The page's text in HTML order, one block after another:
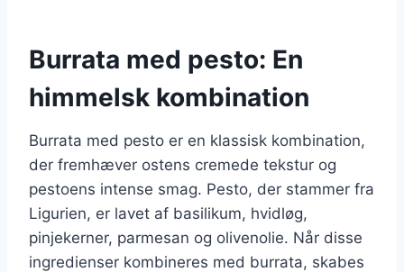
Burrata med pesto: En
himmelsk kombination
Burrata med pesto er en klassisk kombination,
der fremhæver ostens cremede tekstur og
pestoens intense smag. Pesto, der stammer fra
Ligurien, er lavet af basilikum, hvidløg,
pinjekerner, parmesan og olivenolie. Når disse
ingredienser kombineres med burrata, skabes